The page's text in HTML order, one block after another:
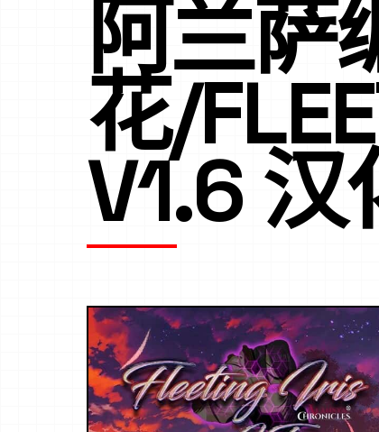
阿兰萨
花/
V1.6